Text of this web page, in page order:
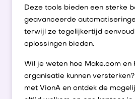
Deze tools bieden een sterke
geavanceerde
terwijl ze tegelijkertijd
oplossingen bieden.
Wil je weten hoe Make.com en
organisatie kunnen
met VionA en ontdek de